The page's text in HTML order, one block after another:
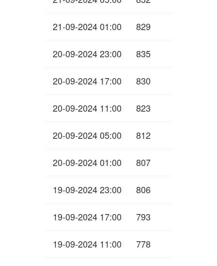
21-09-2024 01:00 829
20-09-2024 23:00 835
20-09-2024 17:00 830
20-09-2024 11:00 823
20-09-2024 05:00 812
20-09-2024 01:00 807
19-09-2024 23:00 806
19-09-2024 17:00 793
19-09-2024 11:00 778